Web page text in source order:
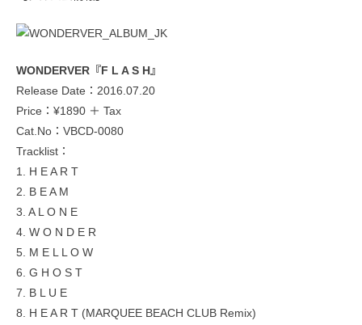
WONDERVER『F L A S H』
Release Date：2016.07.20
Price：¥1890 ＋ Tax
Cat.No：VBCD-0080
Tracklist：
1. H E A R T
2. B E A M
3. A L O N E
4. W O N D E R
5. M E L L O W
6. G H O S T
7. B L U E
8. H E A R T (MARQUEE BEACH CLUB Remix)